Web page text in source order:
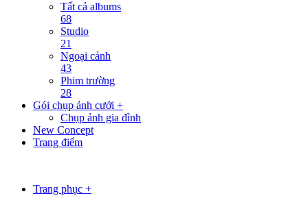
Tất cả albums
68
Studio
21
Ngoại cảnh
43
Phim trường
28
Gói chụp ảnh cưới +
Chụp ảnh gia đình
New Concept
Trang điểm
Trang phục +